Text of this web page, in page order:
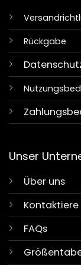
Rückgabe
Unser
Über uns
Kontaktiere
FAQs